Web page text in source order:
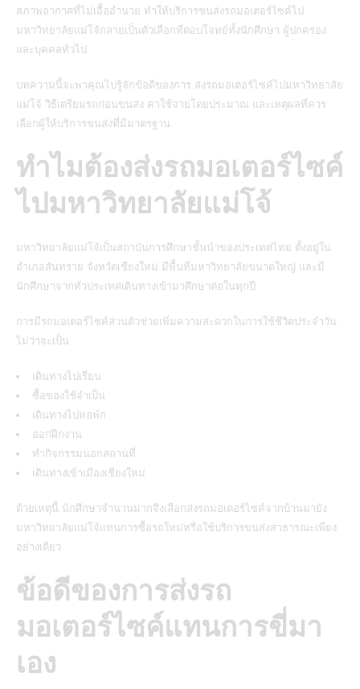
สภาพอากาศที่ไม่เอื้ออำนวย ทำให้บริการขนส่งรถมอเตอร์ไซค์ไป
มหาวิทยาลัยแม่โจ้กลายเป็นตัวเลือกที่ตอบโจทย์ทั้งนักศึกษา ผู้ปกครอง
และบุคคลทั่วไป
บทความนี้จะพาคุณไปรู้จักข้อดีของการ ส่งรถมอเตอร์ไซค์ไปมหาวิทยาลัย
แม่โจ้ วิธีเตรียมรถก่อนขนส่ง ค่าใช้จ่ายโดยประมาณ และเหตุผลที่ควร
เลือกผู้ให้บริการขนส่งที่มีมาตรฐาน
ทำไมต้องส่งรถมอเตอร์ไซค์
ไปมหาวิทยาลัยแม่โจ้
มหาวิทยาลัยแม่โจ้เป็นสถาบันการศึกษาชั้นนำของประเทศไทย ตั้งอยู่ใน
อำเภอสันทราย จังหวัดเชียงใหม่ มีพื้นที่มหาวิทยาลัยขนาดใหญ่ และมี
นักศึกษาจากทั่วประเทศเดินทางเข้ามาศึกษาต่อในทุกปี
การมีรถมอเตอร์ไซค์ส่วนตัวช่วยเพิ่มความสะดวกในการใช้ชีวิตประจำวัน
ไม่ว่าจะเป็น
เดินทางไปเรียน
ซื้อของใช้จำเป็น
เดินทางไปหอพัก
ออกฝึกงาน
ทำกิจกรรมนอกสถานที่
เดินทางเข้าเมืองเชียงใหม่
ด้วยเหตุนี้ นักศึกษาจำนวนมากจึงเลือกส่งรถมอเตอร์ไซค์จากบ้านมายัง
มหาวิทยาลัยแม่โจ้แทนการซื้อรถใหม่หรือใช้บริการขนส่งสาธารณะเพียง
อย่างเดียว
ข้อดีของการส่งรถ
มอเตอร์ไซค์แทนการขี่มา
เอง